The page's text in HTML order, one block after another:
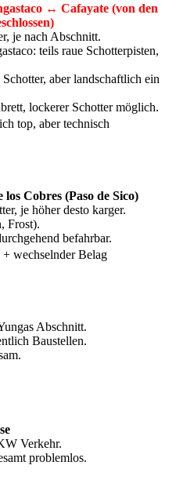
↔ Cafayate (von den
je nach Abschnitt.
teils raue Schotterpisten,
aber landschaftlich ein
lockerer Schotter möglich.
top, aber technisch
Cobres (Paso de Sico)
je höher desto karger.
Frost).
befahrbar.
wechselnder Belag
Abschnitt.
Baustellen.
Verkehr.
problemlos.